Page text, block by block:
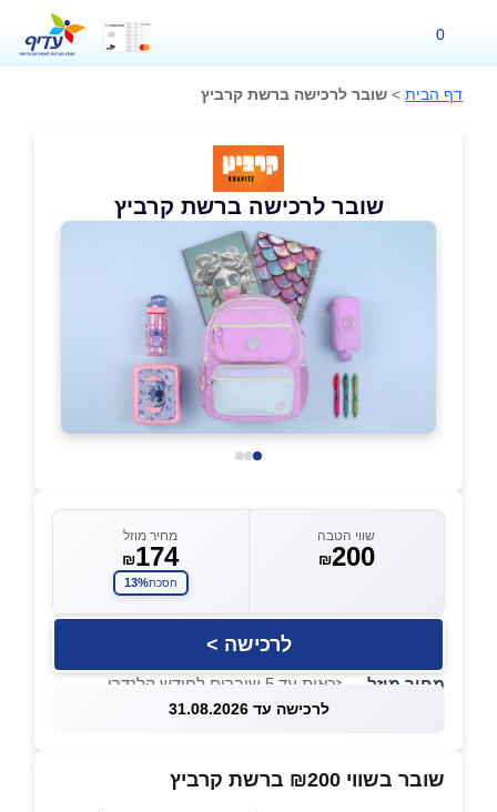
0
דף הבית > שובר לרכישה ברשת קרביץ
שובר לרכישה ברשת קרביץ
שווי הטבה
₪200
מחיר מוזל
₪174
חסכת13%
לרכישה >
מחיר מוזל — זכאות עד 5 שוברים לחודש קלנדרי
לרכישה עד 31.08.2026
שובר בשווי ₪200 ברשת קרביץ